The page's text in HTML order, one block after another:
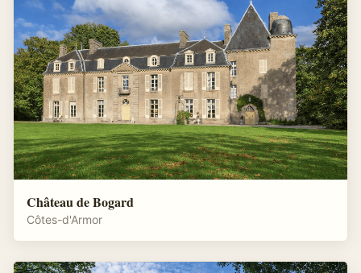
Château de Bogard
Côtes-d'Armor